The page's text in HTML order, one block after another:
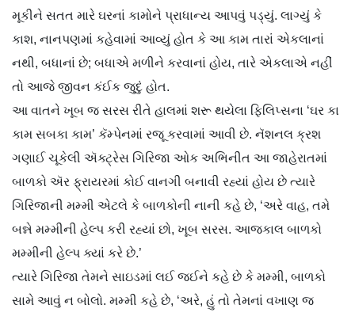
મૂકીને સતત મારે ઘરનાં કામોને પ્રાધાન્ય આપવું પડ્યું. લાગ્યું કે
કાશ, નાનપણમાં કહેવામાં આવ્યું હોત કે આ કામ તારાં એકલાનાં
નથી, બધાનાં છે; બધાએ મળીને કરવાનાં હોય, તારે એકલાએ નહીં
તો આજે જીવન કંઈક જુદું હોત.
આ વાતને ખૂબ જ સરસ રીતે હાલમાં શરૂ થયેલા ફિલિપ્સના ‘ઘર કા
કામ સબકા કામ’ કૅમ્પેનમાં રજૂ કરવામાં આવી છે. નૅશનલ ક્રશ
ગણાઈ ચૂકેલી ઍક્ટ્રેસ ગિરિજા ઓક અભિનીત આ જાહેરાતમાં
બાળકો ઍર ફ્રાયરમાં કોઈ વાનગી બનાવી રહ્યાં હોય છે ત્યારે
ગિરિજાની મમ્મી એટલે કે બાળકોની નાની કહે છે, ‘અરે વાહ, તમે
બન્ને મમ્મીની હેલ્પ કરી રહ્યાં છો, ખૂબ સરસ. આજકાલ બાળકો
મમ્મીની હેલ્પ ક્યાં કરે છે.’
ત્યારે ગિરિજા તેમને સાઇડમાં લઈ જઈને કહે છે કે મમ્મી, બાળકો
સામે આવું ન બોલો. મમ્મી કહે છે, ‘અરે, હું તો તેમનાં વખાણ જ